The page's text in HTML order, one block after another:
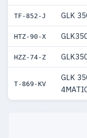
TF-852-J GLK
HTZ-90-X
HZZ-74-Z
T-869-KV
GLK